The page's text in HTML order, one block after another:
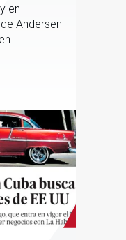
en
Andersen
vamos